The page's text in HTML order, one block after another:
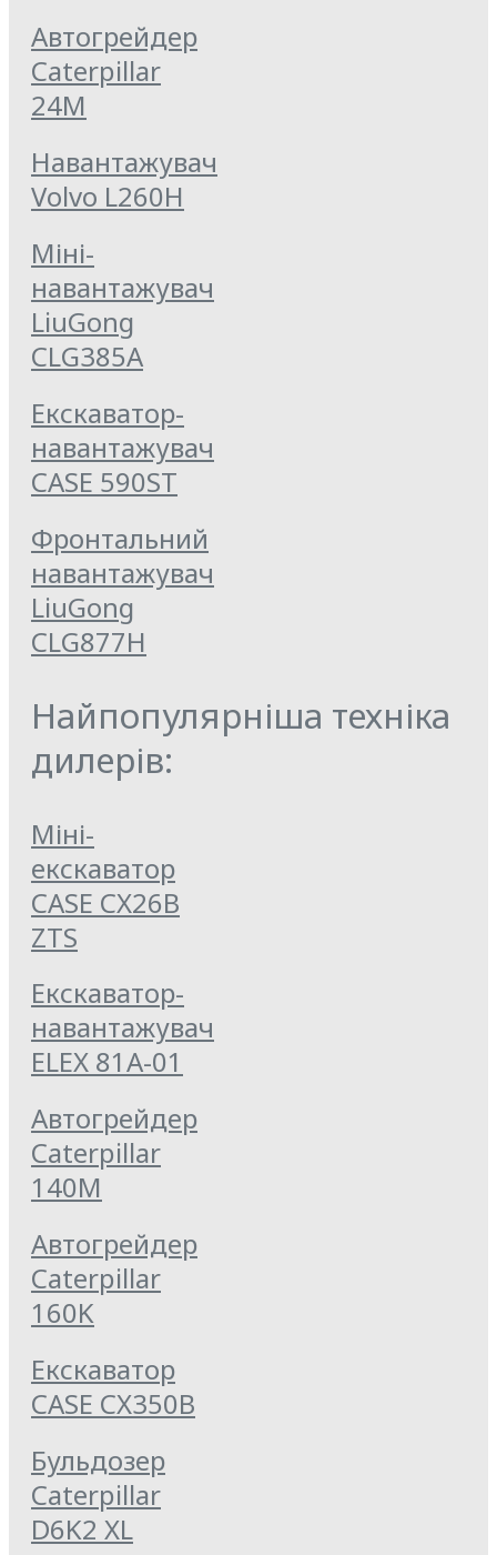
Автогрейдер
Caterpillar
24M
Навантажувач
Volvo L260H
Міні-
навантажувач
LiuGong
CLG385A
Екскаватор-
навантажувач
CASE 590ST
Фронтальний
навантажувач
LiuGong
CLG877Н
Найпопулярніша техніка
дилерів:
Міні-
екскаватор
CASE CX26B
ZTS
Екскаватор-
навантажувач
ELEX 81А-01
Автогрейдер
Caterpillar
140M
Автогрейдер
Caterpillar
160K
Екскаватор
CASE CX350B
Бульдозер
Caterpillar
D6K2 XL